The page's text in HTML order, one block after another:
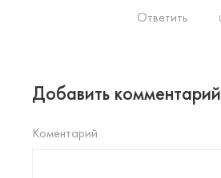
Ответить
Добавить комментарий
Коментарий